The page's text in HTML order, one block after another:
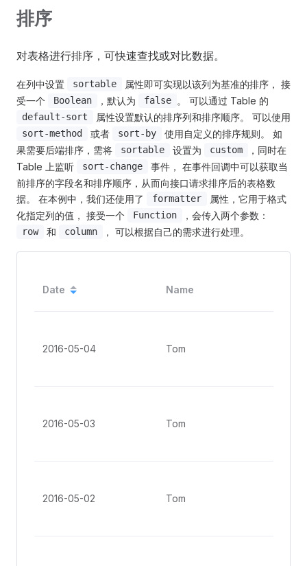
排序
对表格进行排序，可快速查找或对比数据。
在列中设置 sortable
属性即可实现以该列为基准的排序， 接
受一个
Boolean ，默认为 false 。 可以通过 Table 的
default-sort 属性设置默认的排序列和排序顺序。 可以使用
sort-method 或者 sort-by
使用自定义的排序规则。 如
果需要后端排序，需将
sortable 设置为 custom
，同时在
Table 上监听
sort-change
事件， 在事件回调中可以获取当
前排序的字段名和排序顺序，从而向接口请求排序后的表格数
据。 在本例中，我们还使用了
formatter
属性，它用于格式
化指定列的值， 接受一个
Function ，会传入两个参数：
row 和 column ， 可以根据自己的需求进行处理。
Date Name
2016-05-04 Tom
2016-05-03 Tom
2016-05-02 Tom